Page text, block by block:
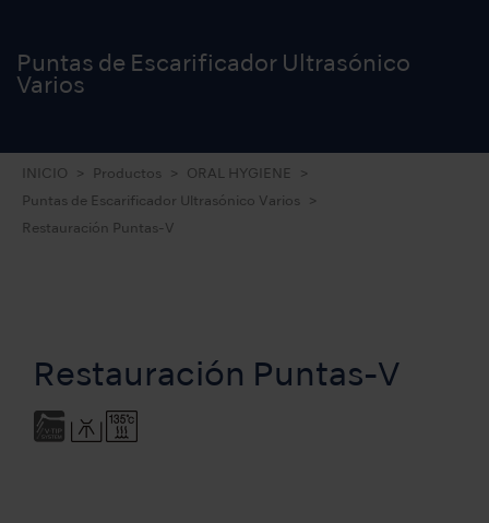
Puntas de Escarificador Ultrasónico
Varios
INICIO Productos ORAL HYGIENE
Puntas de Escarificador Ultrasónico Varios
Restauración Puntas-V
Restauración Puntas-V